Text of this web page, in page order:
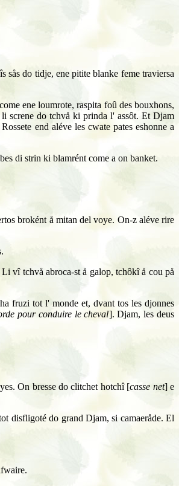
do tidje, ene pitite blanke feme traviersa
ene loumrote, raspita foû des bouxhons,
screne do tchvå ki prinda l' assôt. Et Djam
end aléve les cwate pates eshonne a
di strin ki blamrént come a on banket.
broként å mitan del voye. On-z aléve rire
vî tchvå abroca-st å galop, tchôkî å cou på
fruzi tot l' monde et, dvant tos les djonnes
pour conduire le cheval]. Djam, les deus
On bresse do clitchet hotchî [casse net] e
disfligoté do grand Djam, si camaeråde. El